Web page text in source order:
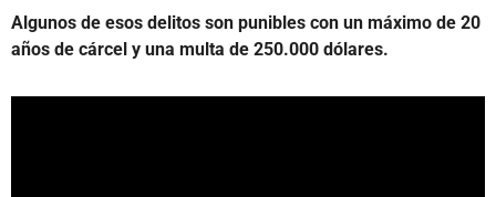
Algunos de esos delitos son punibles con un máximo de 20
años de cárcel y una multa de 250.000 dólares.